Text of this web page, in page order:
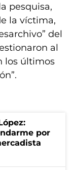
pesquisa,
la víctima,
del
al
los últimos
por